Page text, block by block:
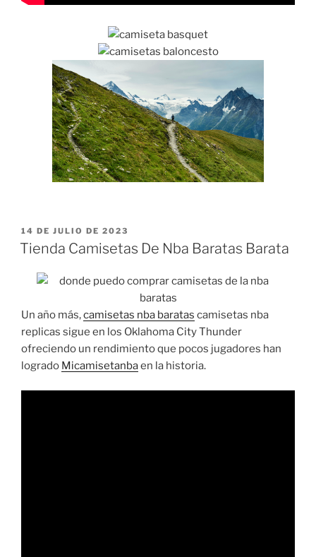
PUBLICADO
EL
14 DE JULIO DE 2023
Tienda Camisetas De Nba Baratas Barata
Un año más,camisetas nba baratas camisetas nba
replicas sigue en los Oklahoma City Thunder
ofreciendo un rendimiento que pocos jugadores han
logrado Micamisetanbaen la historia.